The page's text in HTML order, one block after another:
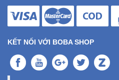
KẾT NỐI VỚI BOBA SHOP